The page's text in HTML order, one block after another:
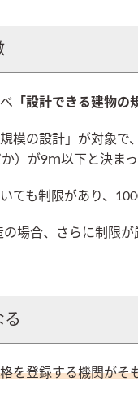
「設計できる建物の
模の設計」が対象
）が9ｍ以下と決まっ
ても制限があり、
場合、さらに制限
を登録する機関がそ